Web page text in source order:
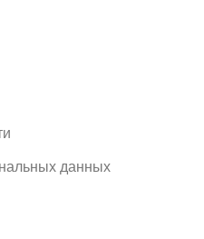
данных